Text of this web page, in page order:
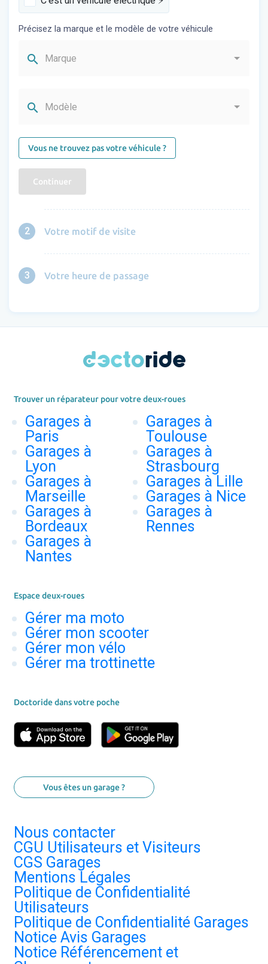
Précisez la marque et le modèle de votre véhicule
search Marque
search Modèle
Vous ne trouvez pas votre véhicule ?
Continuer
2 Votre motif de visite
3 Votre heure de passage
Trouver un réparateur pour votre deux-roues
Garages à
Paris
Garages à
Lyon
Garages à
Marseille
Garages à
Bordeaux
Garages à
Nantes
Garages à
Toulouse
Garages à
Strasbourg
Garages à Lille
Garages à Nice
Garages à
Rennes
Espace deux-roues
Gérer ma moto
Gérer mon scooter
Gérer mon vélo
Gérer ma trottinette
Doctoride dans votre poche
Vous êtes un garage ?
Nous contacter
CGU Utilisateurs et Visiteurs
CGS Garages
Mentions Légales
Politique de Confidentialité
Utilisateurs
Politique de Confidentialité Garages
Notice Avis Garages
Notice Référencement et